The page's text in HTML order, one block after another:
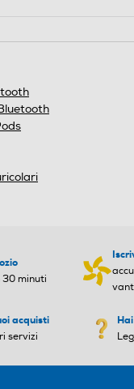
tra
multipoint
minuti
acquisti
servizi